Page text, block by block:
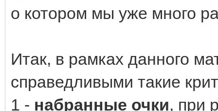
о котором мы уже много
Итак, в рамках данного
справедливыми такие
1 - набранные очки, при